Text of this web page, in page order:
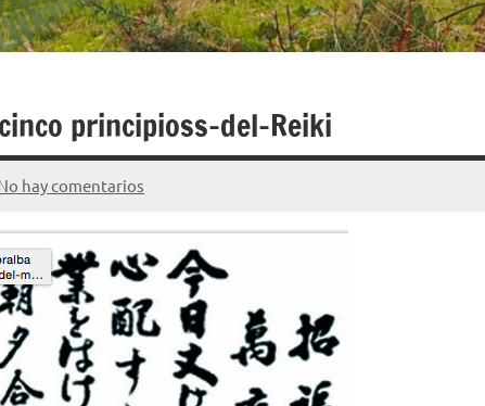
principioss-del-Reiki
hay comentarios